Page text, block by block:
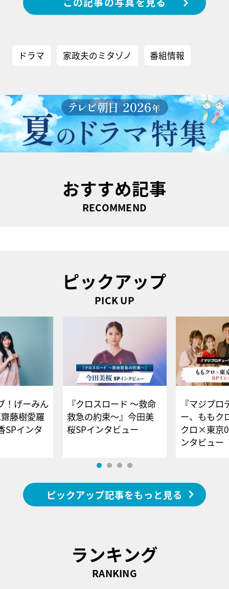
ドラマ 家政夫のミタゾノ 番組情報
おすすめ記事
RECOMMEND
ピックアップ
PICK UP
！げーみん
藤樹愛羅
SPインタ
『クロスロード ～救命
救急の約束～』今田美
桜SPインタビュー
『マジプロ
ー、ももク
クロ×東京
ンタビュー
ピックアップ記事をもっと見る
ランキング
RANKING